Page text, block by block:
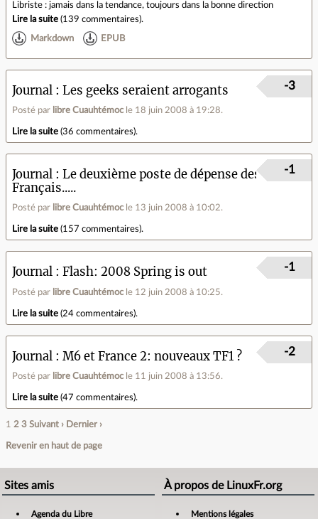
Libriste : jamais dans la tendance, toujours dans la bonne direction
Lire la suite (139 commentaires).
Markdown EPUB
Journal Les geeks seraient arrogants
Posté par libre Cuauhtémoc le 18 juin 2008 à 19:28.
-3
Lire la suite (36 commentaires).
Journal
Le deuxième poste de dépense des
Français.....
Posté par libre Cuauhtémoc le 13 juin 2008 à 10:02.
-1
Lire la suite (157 commentaires).
Journal Flash: 2008 Spring is out
Posté par libre Cuauhtémoc le 12 juin 2008 à 10:25.
-1
Lire la suite (24 commentaires).
Journal M6 et France 2: nouveaux TF1 ?
Posté par libre Cuauhtémoc le 11 juin 2008 à 13:56.
-2
Lire la suite (47 commentaires).
1 2 3 Suivant › Dernier ›
Revenir en haut de page
Sites amis
Agenda du Libre
À propos de LinuxFr.org
Mentions légales